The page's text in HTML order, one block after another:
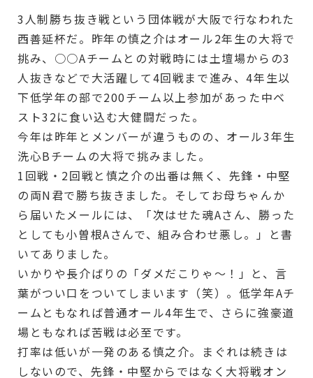
3人制勝ち抜き戦という団体戦が大阪で行なわれた
西善延杯だ。昨年の慎之介はオール2年生の大将で
挑み、○○Aチームとの対戦時には土壇場からの3
人抜きなどで大活躍して4回戦まで進み、4年生以
下低学年の部で200チーム以上参加があった中ベ
スト32に食い込む大健闘だった。
今年は昨年とメンバーが違うものの、オール3年生
洗心Bチームの大将で挑みました。
1回戦・2回戦と慎之介の出番は無く、先鋒・中堅
の両N君で勝ち抜きました。そしてお母ちゃんか
ら届いたメールには、「次はせた魂Aさん、勝った
としても小曽根Aさんで、組み合わせ悪し。」と書
いてありました。
いかりや長介ばりの「ダメだこりゃ～！」と、言
葉がつい口をついてしまいます（笑）。低学年Aチ
ームともなれば普通オール4年生で、さらに強豪道
場ともなれば苦戦は必至です。
打率は低いが一発のある慎之介。まぐれは続きは
しないので、先鋒・中堅からではなく大将戦オン